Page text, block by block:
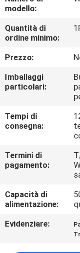
DELLA
FABBRICA
CONTROLLO
DI
QUALITÀ
COMPANY
MAPPA
SITO
modello:
Quantità di
ordine minimo:
Prezzo:
Imballaggi
particolari:
Tempi di
consegna:
Termini di
pagamento:
Capacità di
alimentazione:
Evidenziare: